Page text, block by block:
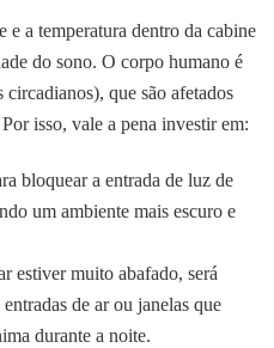
a temperatura dentro da cabine
do sono. O corpo humano é
que são afetados
isso, vale a pena investir em:
bloquear a entrada de luz de
um ambiente mais escuro e
estiver muito abafado, será
de ar ou janelas que
durante a noite.